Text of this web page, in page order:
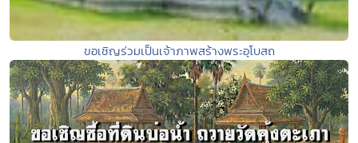
ขอเชิญร่วมเป็นเจ้าภาพสร้างพระอุโบสถ